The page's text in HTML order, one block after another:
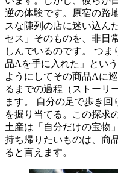
逆の体験です。原宿の路
スな陳列の店に迷い込ん
セス」そのものを、非日
しんでいるのです。 つ
品Aを手に入れた」とい
ようにしてその商品Aに
るまでの過程（ストーリ
ます。 自分の足で歩き
を掘り当てる。この探求
土産は「自分だけの宝物
持ち帰りたいものは、商
ると言えます。